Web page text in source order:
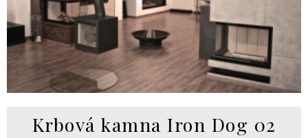
Krbová kamna Iron Dog 02